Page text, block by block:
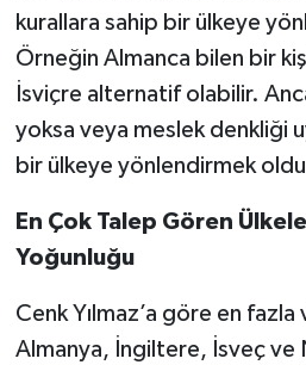
kurallara sahip bir ülkeye
Örneğin Almanca bilen bir
İsviçre alternatif olabilir.
yoksa veya meslek denkliği
bir ülkeye yönlendirmek
En Çok Talep Gören
Yoğunluğu
Cenk Yılmaz’a göre en
Almanya, İngiltere, İsveç ve